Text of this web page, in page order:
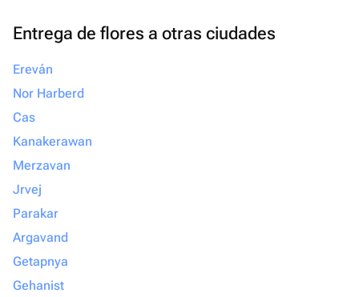
Entrega de flores a otras ciudades
Ereván
Nor Harberd
Cas
Kanakerawan
Merzavan
Jrvej
Parakar
Argavand
Getapnya
Gehanist